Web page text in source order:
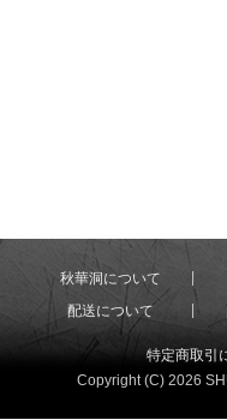
秋華洞について
配送について
特定商取引
Copyright (C) 2026